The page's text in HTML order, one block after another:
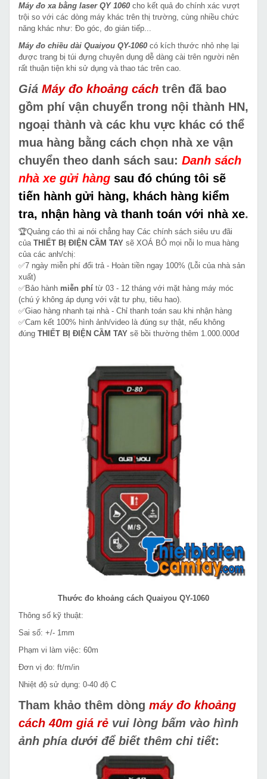
Máy đo xa bằng laser QY 1060 cho kết quả đo chính xác vượt
trội so với các dòng máy khác trên thị trường, cùng nhiều chức
năng khác như: Đo góc, đo gián tiếp...
Máy đo chiều dài Quaiyou QY-1060 có kích thước nhỏ nhẹ lại
được trang bị túi đựng chuyên dụng dễ dàng cài trên người nên
rất thuận tiện khi sử dụng và thao tác trên cao.
Giá Máy đo khoảng cách trên đã bao
gồm phí vận chuyển trong nội thành HN,
ngoại thành và các khu vực khác có thể
mua hàng bằng cách chọn nhà xe vận
chuyển theo danh sách sau: Danh sách
nhà xe gửi hàng sau đó chúng tôi sẽ
tiến hành gửi hàng, khách hàng kiểm
tra, nhận hàng và thanh toán với nhà xe.
🏆Quảng cáo thì ai nói chẳng hay Các chính sách siêu ưu đãi
của THIẾT BỊ ĐIỆN CẦM TAY sẽ XOÁ BỎ mọi nỗi lo mua hàng
của các anh/chị:
✅7 ngày miễn phí đổi trả - Hoàn tiền ngay 100% (Lỗi của nhà sản
xuất)
✅Bảo hành miễn phí từ 03 - 12 tháng với mặt hàng máy móc
(chú ý không áp dụng với vật tư phụ, tiêu hao).
✅Giao hàng nhanh tại nhà - Chỉ thanh toán sau khi nhận hàng
✅Cam kết 100% hình ảnh/video là đúng sự thật, nếu không
đúng THIẾT BỊ ĐIỆN CẦM TAY sẽ bồi thường thêm 1.000.000đ
Thước đo khoảng cách Quaiyou QY-1060
Thông số kỹ thuật:
Sai số: +/- 1mm
Phạm vi làm việc: 60m
Đơn vị đo: ft/m/in
Nhiệt độ sử dụng: 0-40 độ C
Tham khảo thêm dòng máy đo khoảng
cách 40m giá rẻ vui lòng bấm vào hình
ảnh phía dưới để biết thêm chi tiết: